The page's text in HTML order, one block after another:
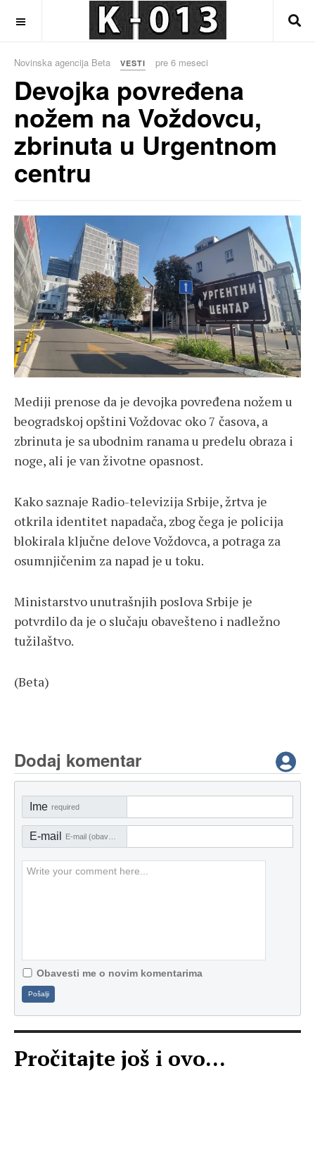
Novinska agencija Beta VESTI pre 6 meseci
Devojka povređena
nožem na Voždovcu,
zbrinuta u Urgentnom
centru
Mediji prenose da je devojka povređena nožem u
beogradskoj opštini Voždovac oko 7 časova, a
zbrinuta je sa ubodnim ranama u predelu obraza i
noge, ali je van životne opasnost.
Kako saznaje Radio-televizija Srbije, žrtva je
otkrila identitet napadača, zbog čega je policija
blokirala ključne delove Voždovca, a potraga za
osumnjičenim za napad je u toku.
Ministarstvo unutrašnjih poslova Srbije je
potvrdilo da je o slučaju obavešteno i nadležno
tužilaštvo.
(Beta)
Dodaj komentar
Ime required
E-mail
Obavesti me o novim komentarima
Pošalji
Pročitajte još i ovo...